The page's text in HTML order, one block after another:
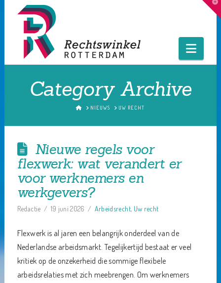
Category Archive
HOMENIEUWS UW RECHT
Nieuwe regels voor
flexwerk: wat verandert er
voor werknemers en
werkgevers?
Redactie 19 juni 2026 Arbeidsrecht, Uw recht
Flexwerk is al jaren een belangrijk onderdeel van de
Nederlandse arbeidsmarkt. Tegelijkertijd bestaat er veel
kritiek op de onzekerheid die sommige flexibele
arbeidsrelaties met zich meebrengen. Om werknemers